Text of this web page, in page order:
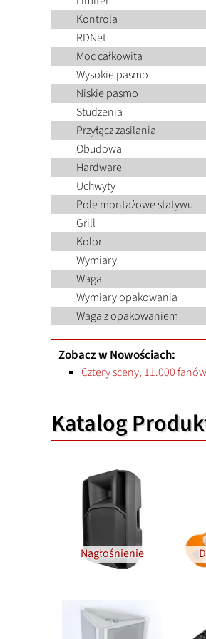
Kontrola
RDNet
Moc całkowita
Wysokie pasmo
Niskie pasmo
Studzenia
Przyłącz zasilania
Obudowa
Hardware
Uchwyty
Pole montażowe statywu
Grill
Kolor
Wymiary
Waga
Wymiary opakowania
Waga z opakowaniem
Zobacz w Nowościach:
Cztery sceny, 11.000
Katalog
Nagłośnienie